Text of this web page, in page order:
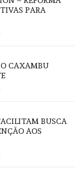
PARA
CAXAMBU
BUSCA
AOS